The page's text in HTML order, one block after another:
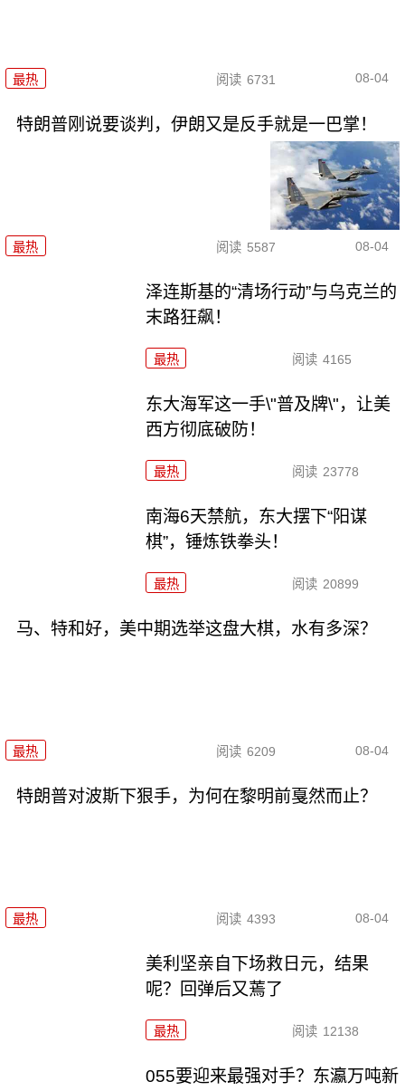
最热 阅读 6731 08-04
特朗普刚说要谈判，伊朗又是反手就是一巴掌！
最热 阅读 5587 08-04
泽连斯基的“清场行动”与乌克兰的
末路狂飙！
最热 阅读 4165
东大海军这一手\"普及牌\"，让美
西方彻底破防！
最热 阅读 23778
南海6天禁航，东大摆下“阳谋
棋”，锤炼铁拳头！
最热 阅读 20899
马、特和好，美中期选举这盘大棋，水有多深？
最热 阅读 6209 08-04
特朗普对波斯下狠手，为何在黎明前戛然而止？
最热 阅读 4393 08-04
美利坚亲自下场救日元，结果
呢？回弹后又蔫了
最热 阅读 12138
055要迎来最强对手？东瀛万吨新